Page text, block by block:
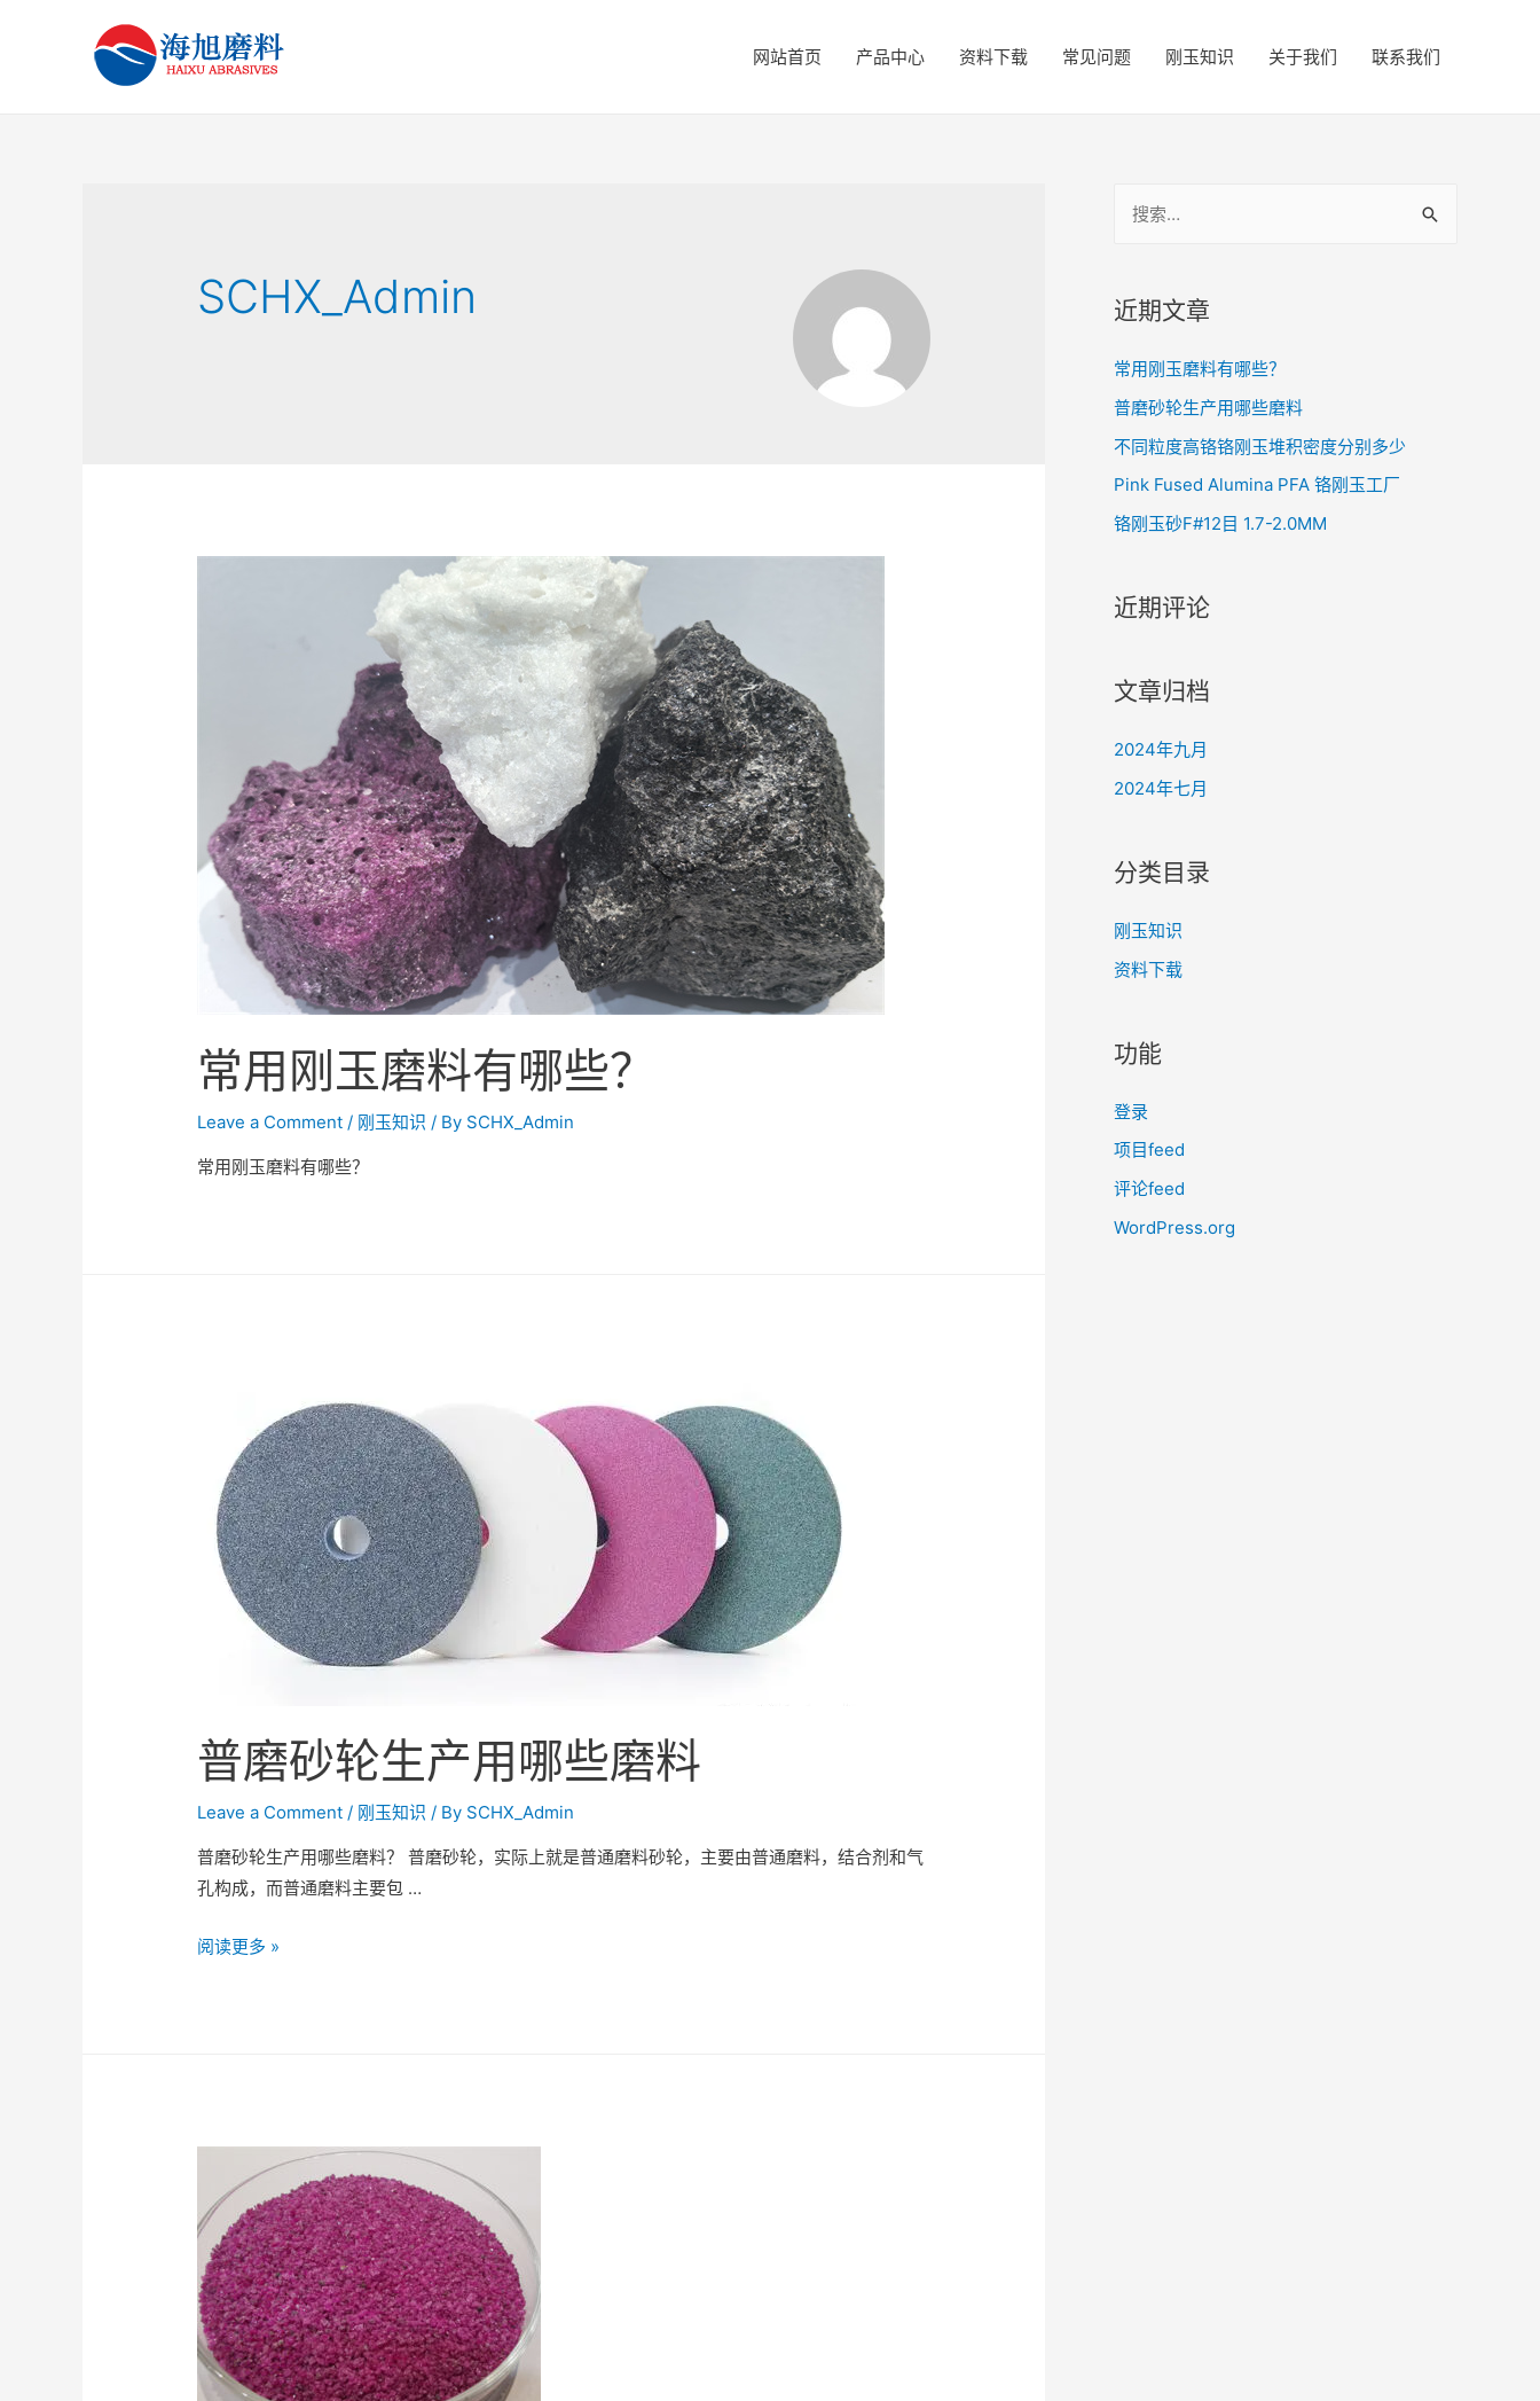
网站首页 产品中心 资料下载 常见问题 刚玉知识 关于我们 联系我们
SCHX_Admin
常用刚玉磨料有哪些？
Leave a Comment / 刚玉知识 / By SCHX_Admin
常用刚玉磨料有哪些？
普磨砂轮生产用哪些磨料
Leave a Comment / 刚玉知识 / By SCHX_Admin
普磨砂轮生产用哪些磨料？ 普磨砂轮，实际上就是普通磨料砂轮，主要由普通磨料，结合剂和气
孔构成，而普通磨料主要包 …
阅读更多 »
近期文章
常用刚玉磨料有哪些？
普磨砂轮生产用哪些磨料
不同粒度高铬铬刚玉堆积密度分别多少
Pink Fused Alumina PFA 铬刚玉工厂
铬刚玉砂F#12目 1.7-2.0MM
近期评论
文章归档
2024年九月
2024年七月
分类目录
刚玉知识
资料下载
功能
登录
项目feed
评论feed
WordPress.org